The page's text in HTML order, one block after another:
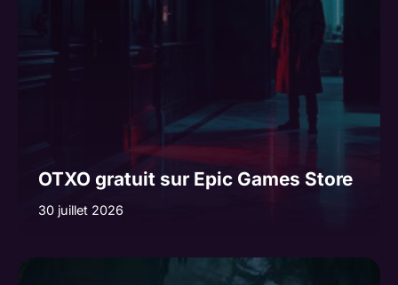
OTXO gratuit sur Epic Games Store
30 juillet 2026